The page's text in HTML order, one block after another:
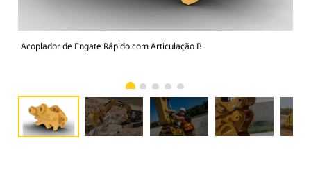
Acoplador de Engate Rápido com Articulação B